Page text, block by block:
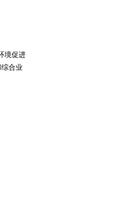
境促进
合业